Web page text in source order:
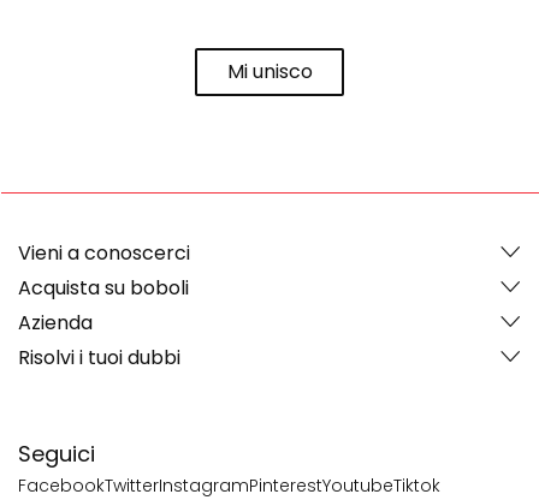
Mi unisco
Seguici
FacebookTwitterInstagramPinterestYoutubeTiktok
Vieni a conoscerci
Acquista su boboli
Azienda
Risolvi i tuoi dubbi